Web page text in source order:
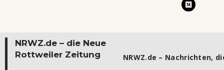
NRWZ.de – die Neue
Rottweiler Zeitung
NRWZ.de – Nachrichten,